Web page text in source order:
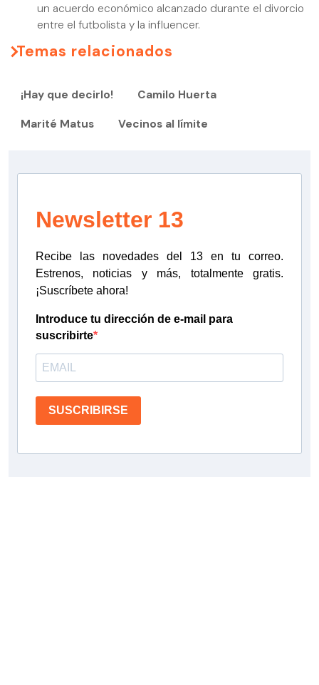
un acuerdo económico alcanzado durante el divorcio
entre el futbolista y la influencer.
Temas relacionados
¡Hay que decirlo! Camilo Huerta
Marité Matus Vecinos al límite
Newsletter 13
Recibe las novedades del 13 en tu correo.
Estrenos, noticias y más, totalmente gratis.
¡Suscríbete ahora!
Introduce tu dirección de e-mail para
suscribirte
SUSCRIBIRSE